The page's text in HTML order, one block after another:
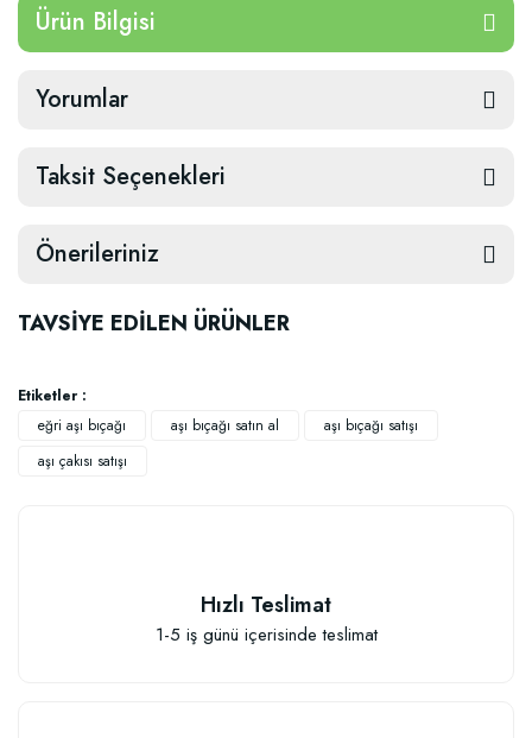
Ürün Bilgisi
Yorumlar
Taksit Seçenekleri
Önerileriniz
TAVSİYE EDİLEN ÜRÜNLER
Etiketler :
eğri aşı bıçağı
aşı bıçağı satın al
aşı bıçağı satışı
aşı çakısı satışı
Hızlı Teslimat
1-5 iş günü içerisinde teslimat